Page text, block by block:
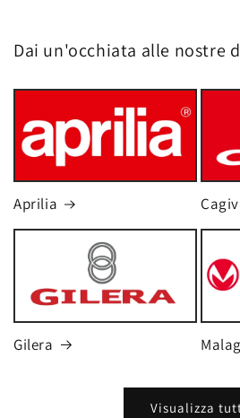
Dai un'occhiata alle nostre
Aprilia
Gilera
Visualizza